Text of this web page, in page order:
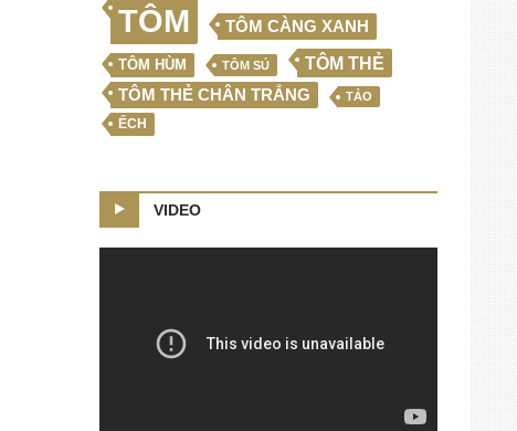
TÔM TÔM CÀNG XANH
TÔM HÙM TÔM SÚ TÔM THẺ
TÔM THẺ CHÂN TRẮNG TẢO
ẾCH
VIDEO